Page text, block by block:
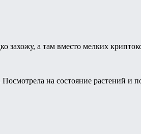
захожу, а там вместо мелких
на состояние растений и